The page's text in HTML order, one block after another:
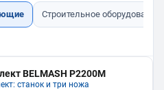
Строительное оборудование
BELMASH P2200M
станок и три ножа